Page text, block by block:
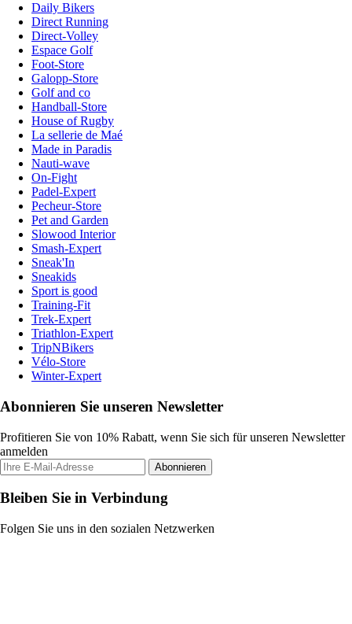
Daily Bikers
Direct Running
Direct-Volley
Espace Golf
Foot-Store
Galopp-Store
Golf and co
Handball-Store
House of Rugby
La sellerie de Maé
Made in Paradis
Nauti-wave
On-Fight
Padel-Expert
Pecheur-Store
Pet and Garden
Slowood Interior
Smash-Expert
Sneak'In
Sneakids
Sport is good
Training-Fit
Trek-Expert
Triathlon-Expert
TripNBikers
Vélo-Store
Winter-Expert
Abonnieren Sie unseren Newsletter
Profitieren Sie von 10% Rabatt, wenn Sie sich für unseren Newsletter
anmelden
Abonnieren
Bleiben Sie in Verbindung
Folgen Sie uns in den sozialen Netzwerken